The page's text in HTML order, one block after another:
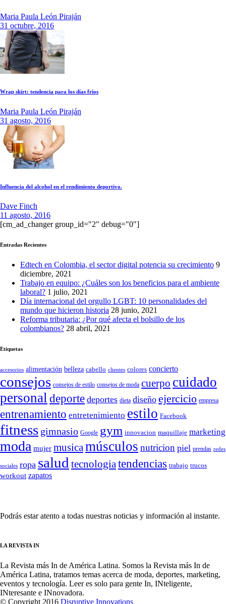
Maria Paula León Piraján
31 octubre, 2016
Wrap skirt: tendencia para los días fríos
Maria Paula León Piraján
31 agosto, 2016
Influencia del alcohol en el rendimiento deportivo.
Dave Finch
11 agosto, 2016
[cm_ad_changer group_id="2" debug="0"]
Entradas Recientes
Edtech en Colombia, el sector digital potencia su crecimiento 9
diciembre, 2021
Trabajo en equipo: ¿Cuáles son los beneficios para el ambiente
laboral? 1 julio, 2021
Día internacional del orgullo LGBT: 10 personalidades del
mundo que hicieron historia 28 junio, 2021
Reforma tributaria: ¿Por qué afecta el bolsillo de los
colombianos? 28 abril, 2021
Etiquetas
accesorios alimentación belleza cabello clientes colores concierto
consejos consejos de estilo consejos de moda cuerpo cuidado
personaldeporte deportes dieta diseño ejercicio empresa
entrenamiento entretenimiento estilo Facebook
fitness gimnasio Google gym innovacion maquillaje marketing
moda mujer musicamúsculos nutricion piel prendas redes
sociales ropa salud tecnologiatendencias trabajo trucos
workout zapatos
Podrás estar atento a todas nuestras noticias y información al instante.
LA REVISTA IN
La Revista más In de América Latina. Somos la Revista más In de
América Latina, tratamos temas acerca de moda, deportes, marketing,
eventos y tecnología. Leer es solo para gente In, INteligente,
INteresante e INnovadora.
© Copyright 2016 Disruptive Innovations